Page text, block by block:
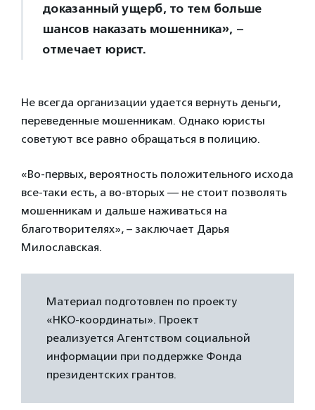
доказанный ущерб, то тем больше
шансов наказать мошенника», –
отмечает юрист.
Не всегда организации удается вернуть деньги,
переведенные мошенникам. Однако юристы
советуют все равно обращаться в полицию.
«Во-первых, вероятность положительного исхода
все-таки есть, а во-вторых — не стоит позволять
мошенникам и дальше наживаться на
благотворителях», – заключает Дарья
Милославская.
Материал подготовлен по проекту
«НКО-координаты». Проект
реализуется Агентством социальной
информации при поддержке Фонда
президентских грантов.